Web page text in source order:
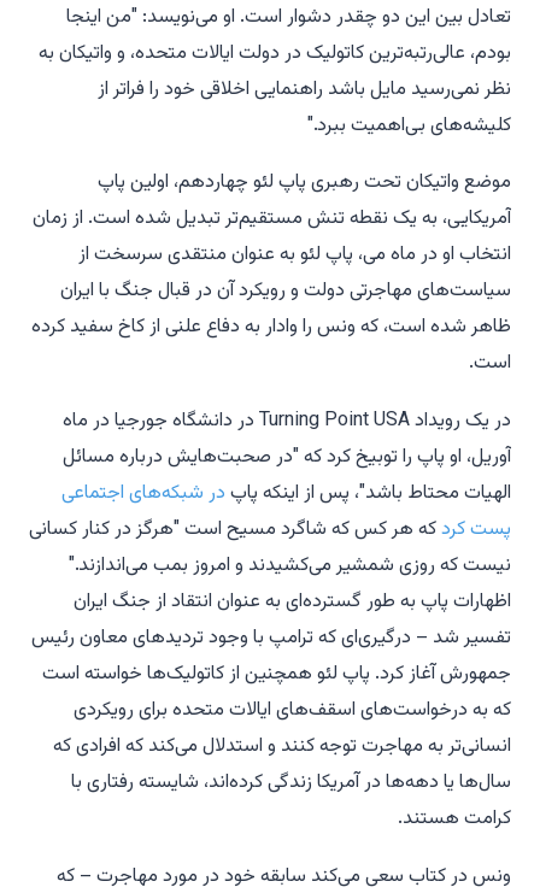
تعادل بین این دو چقدر دشوار است. او می‌نویسد: "من اینجا
بودم، عالی‌رتبه‌ترین کاتولیک در دولت ایالات متحده، و واتیکان به
نظر نمی‌رسید مایل باشد راهنمایی اخلاقی خود را فراتر از
کلیشه‌های بی‌اهمیت ببرد."
موضع واتیکان تحت رهبری پاپ لئو چهاردهم، اولین پاپ
آمریکایی، به یک نقطه تنش مستقیم‌تر تبدیل شده است. از زمان
انتخاب او در ماه می، پاپ لئو به عنوان منتقدی سرسخت از
سیاست‌های مهاجرتی دولت و رویکرد آن در قبال جنگ با ایران
ظاهر شده است، که ونس را وادار به دفاع علنی از کاخ سفید کرده
است.
در یک رویداد Turning Point USA در دانشگاه جورجیا در ماه
آوریل، او پاپ را توبیخ کرد که "در صحبت‌هایش درباره مسائل
الهیات محتاط باشد"، پس از اینکه پاپ در شبکه‌های اجتماعی
پست کردکه هر کس که شاگرد مسیح است "هرگز در کنار کسانی
نیست که روزی شمشیر می‌کشیدند و امروز بمب می‌اندازند."
اظهارات پاپ به طور گسترده‌ای به عنوان انتقاد از جنگ ایران
تفسیر شد – درگیری‌ای که ترامپ با وجود تردیدهای معاون رئیس
جمهورش آغاز کرد. پاپ لئو همچنین از کاتولیک‌ها خواسته است
که به درخواست‌های اسقف‌های ایالات متحده برای رویکردی
انسانی‌تر به مهاجرت توجه کنند و استدلال می‌کند که افرادی که
سال‌ها یا دهه‌ها در آمریکا زندگی کرده‌اند، شایسته رفتاری با
کرامت هستند.
ونس در کتاب سعی می‌کند سابقه خود در مورد مهاجرت – که